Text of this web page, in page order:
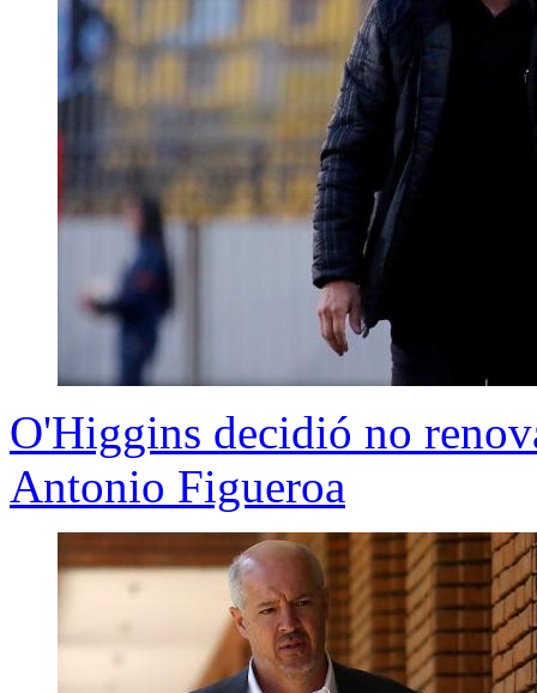
O'Higgins decidió no
Antonio Figueroa